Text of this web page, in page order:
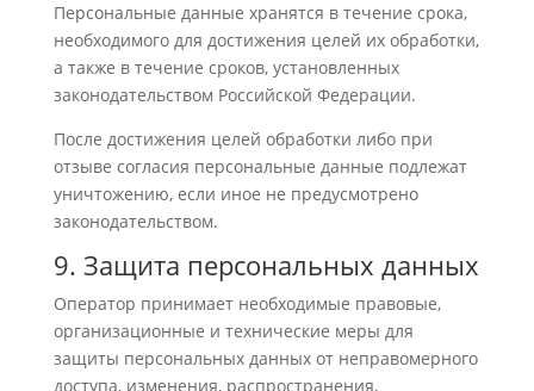
Персональные данные хранятся в течение срока,
необходимого для достижения целей их обработки,
а также в течение сроков, установленных
законодательством Российской Федерации.
После достижения целей обработки либо при
отзыве согласия персональные данные подлежат
уничтожению, если иное не предусмотрено
законодательством.
9. Защита персональных данных
Оператор принимает необходимые правовые,
организационные и технические меры для
защиты персональных данных от неправомерного
доступа, изменения, распространения,